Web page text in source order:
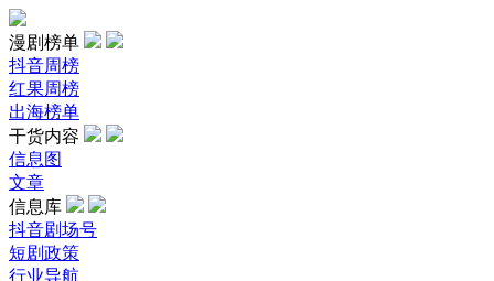
漫剧榜单
抖音周榜
红果周榜
出海榜单
干货内容
信息图
文章
信息库
抖音剧场号
短剧政策
行业导航